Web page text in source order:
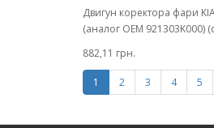
Двигун коректора фари
(аналог OEM 921303K000)
882,11 грн.
1 2 3 4 5